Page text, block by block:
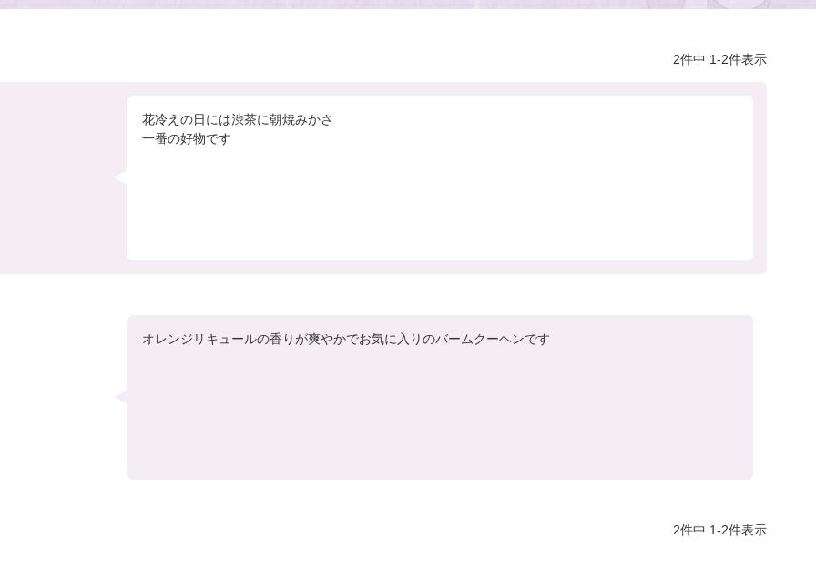
2件中 1-2件表示
花冷えの日には渋茶に朝焼みかさ
一番の好物です
オレンジリキュールの香りが爽やかでお気に入りのバームクーヘンです
2件中 1-2件表示